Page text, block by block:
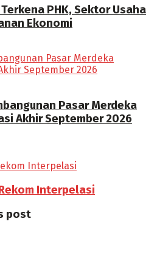
PHK, Sektor Usaha
Ekonomi
Pasar Merdeka
Akhir September 2026
Interpelasi
post